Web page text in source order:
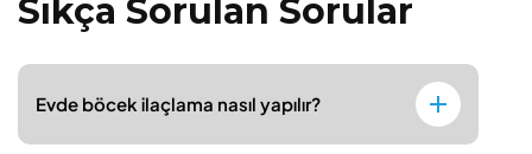
Sıkça Sorulan Sorular
Evde böcek ilaçlama nasıl yapılır?